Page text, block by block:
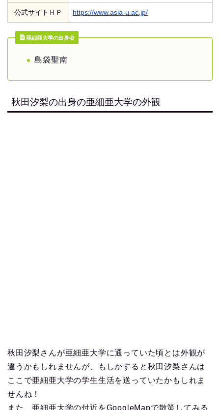
公式サイトＨＰ https://www.asia-u.ac.jp/
亜細亜大学の出身者
島袋聖南
秋田汐梨の出身の亜細亜大学の外観
秋田汐梨さんが亜細亜大学に通っていた頃とは外観が
違うかもしれませんが、もしかすると秋田汐梨さんは
ここで亜細亜大学の学生生活を送っていたかもしれま
せんね！
また、亜細亜大学の付近をGoogleMapで散策してみる